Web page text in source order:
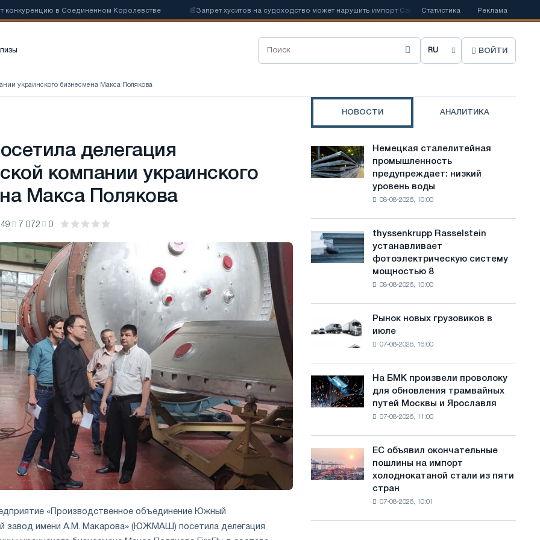
в Соединенном Королевстве Запрет хуситов на судоходство может нарушить импорт Саудовской стали Испанский
Статистика Реклама
В
б
т
ь
я
з
ы
к
й
ВОЙТИ
украинского бизнесмена Макса Полякова
делегация
компании украинского
Макса Полякова
7 072 0
«Производственное объединение Южный
завод имени А.М. Макарова» (ЮЖМАШ) посетила делегация
НОВОСТИ АНАЛИТИКА
Немецкая
сталелитейная
промышленность
предупреждает:
угрожает
безопасности
Немецкая сталелитейная
промышленность
предупреждает: низкий
уровень воды
08-08-2026, 10:00
thyssenkrupp
Rasselstein
устанавливает
фотоэлектрическую
МВт
целей
обезуглероживания
thyssenkrupp Rasselstein
устанавливает
фотоэлектрическую систему
мощностью 8
08-08-2026, 10:00
Рынок
новых
грузовиков
Рынок новых грузовиков в
июле
07-08-2026, 16:00
На
БМК
произвели
трамвайных
путей
На БМК произвели проволоку
для обновления трамвайных
путей Москвы и Ярославля
07-08-2026, 11:00
объявил
окончательные
ЕС объявил окончательные
пошлины на импорт
холоднокатаной стали из пяти
стран
07-08-2026, 10:01